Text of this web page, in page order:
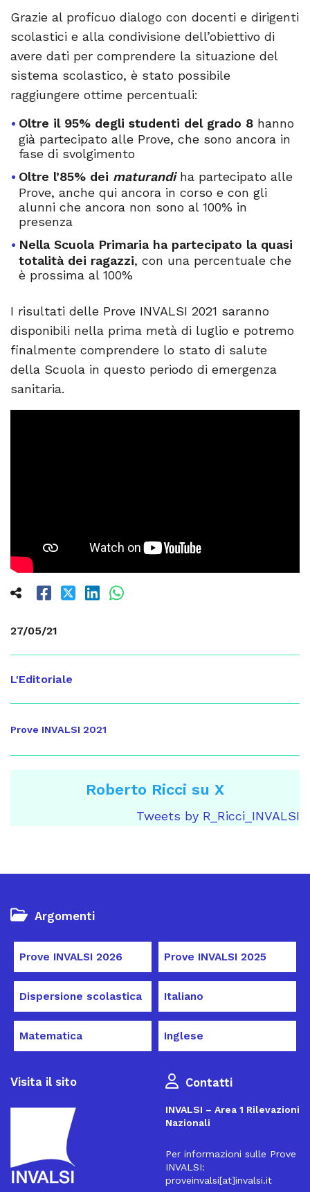
27/05/21
L'Editoriale
Prove INVALSI 2021
Roberto Ricci su X
Tweets by R_Ricci_INVALSI
Grazie al proficuo dialogo con docenti e dirigenti
scolastici e alla condivisione dell’obiettivo di
avere dati per comprendere la situazione del
sistema scolastico, è stato possibile
raggiungere ottime percentuali:
Oltre il 95% degli studenti del grado 8 hanno
già partecipato alle Prove, che sono ancora in
fase di svolgimento
Oltre l’85% dei maturandiha partecipato alle
Prove, anche qui ancora in corso e con gli
alunni che ancora non sono al 100% in
presenza
Nella Scuola Primaria ha partecipato la quasi
totalità dei ragazzi, con una percentuale che
è prossima al 100%
I risultati delle Prove INVALSI 2021 saranno
disponibili nella prima metà di luglio e potremo
finalmente comprendere lo stato di salute
della Scuola in questo periodo di emergenza
sanitaria.
Argomenti
Prove INVALSI 2026 Prove INVALSI 2025
Dispersione scolastica Italiano
Matematica Inglese
Visita il sito Contatti
INVALSI – Area 1 Rilevazioni
Nazionali
Per informazioni sulle Prove
INVALSI:
proveinvalsi[at]invalsi.it